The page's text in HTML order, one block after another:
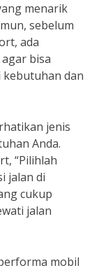
menarik
sebelum
ada
bisa
kebutuhan dan
jenis
Anda.
“Pilihlah
jalan di
cukup
jalan
mobil